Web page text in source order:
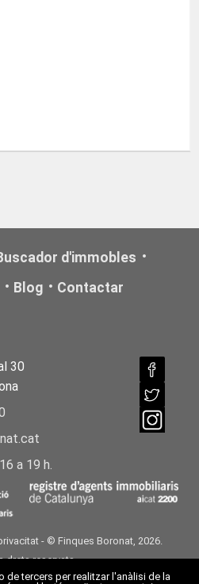
d'immobles
Blog Contactar
30
a 19 h.
- © Finques Boronat, 2026.
drets reservats.
tercers per realitzar l'anàlisi de la